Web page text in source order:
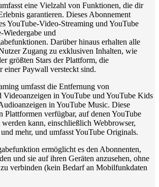
eine Vielzahl von Funktionen, die dir
garantieren. Dieses Abonnement
YouTube-Video-Streaming und YouTube
und
Darüber hinaus erhalten alle
Zugang zu exklusiven Inhalten, wie
größten Stars der Plattform, die
einer Paywall versteckt sind.
umfasst die Entfernung von
Videoanzeigen in YouTube und YouTube Kids
in YouTube Music. Diese
Plattformen verfügbar, auf denen YouTube
kann, einschließlich Webbrowser,
mehr, und umfasst YouTube Originals.
ermöglicht es den Abonnenten,
und sie auf ihren Geräten anzusehen, ohne
verbinden (kein Bedarf an Mobilfunkdaten